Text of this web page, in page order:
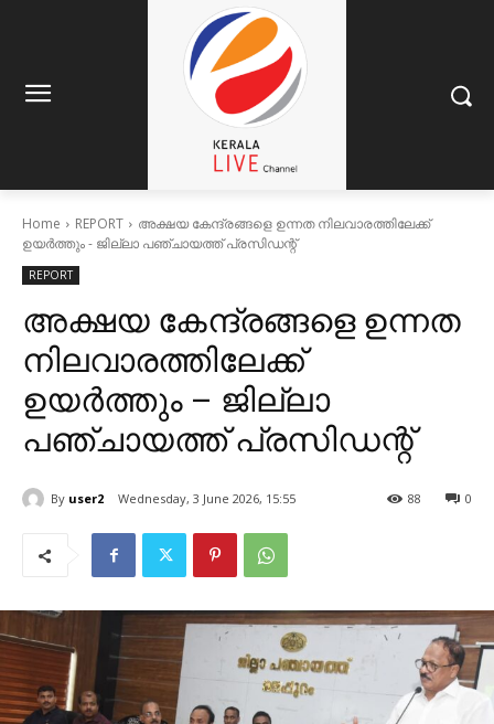
Home REPORT
അക്ഷയ കേന്ദ്രങ്ങളെ ഉന്നത നിലവാരത്തിലേക്ക്
ഉയര്‍ത്തും - ജില്ലാ പഞ്ചായത്ത് പ്രസിഡന്റ്
REPORT
അക്ഷയ കേന്ദ്രങ്ങളെ ഉന്നത
നിലവാരത്തിലേക്ക്
ഉയര്‍ത്തും – ജില്ലാ
പഞ്ചായത്ത് പ്രസിഡന്റ്
By user2 Wednesday, 3 June 2026, 15:55 0
88